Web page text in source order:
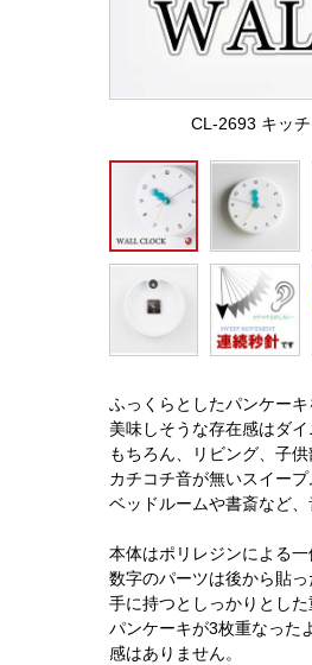
CL-2693 キッ
ふっくらとしたパンケー
美味しそうな存在感はダ
もちろん、リビング、子
カチコチ音が無いスイー
ベッドルームや書斎など
本体はポリレジンによる
数字のパーツは後から貼
手に持つとしっかりとし
パンケーキが3枚重なった
感はありません。